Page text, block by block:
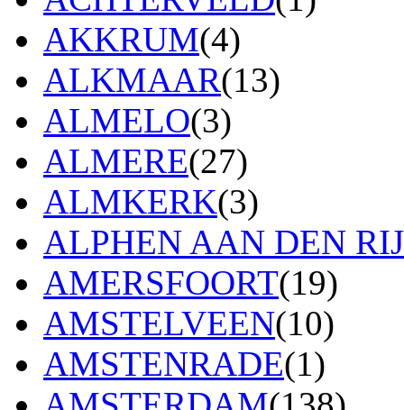
AKKRUM(4)
ALKMAAR(13)
ALMELO(3)
ALMERE(27)
ALMKERK(3)
ALPHEN AAN DEN
AMERSFOORT(19)
AMSTELVEEN(10)
AMSTENRADE(1)